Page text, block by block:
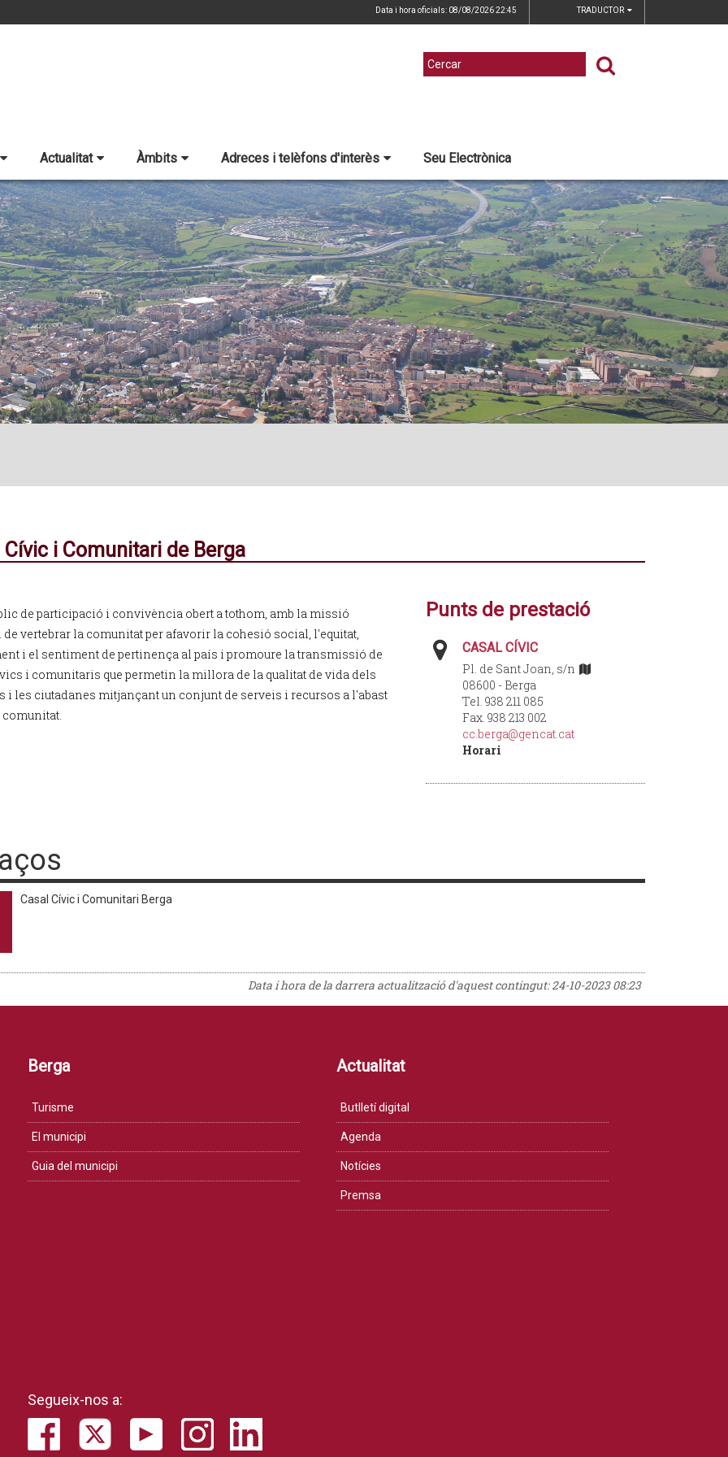
Data i hora oficials: 08/08/202622:45 TRADUCTOR
Actualitat Àmbits Adreces i telèfons d'interès Seu Electrònica
Cívic i Comunitari de Berga
de participació i convivència obert a tothom, amb la missió
vertebrar la comunitat per afavorir la cohesió social, l'equitat,
i el sentiment de pertinença al país i promoure la transmissió de
i comunitaris que permetin la millora de la qualitat de vida dels
i les ciutadanes mitjançant un conjunt de serveis i recursos a l'abast
comunitat.
Punts de prestació
CASAL CÍVIC
Pl. de Sant Joan, s/n
08600 - Berga
Tel. 938 211 085
Fax. 938 213 002
cc.berga@gencat.cat
Horari
Casal Cívic i Comunitari Berga
Data i hora de la darrera actualització d'aquest contingut:24-10-2023 08:23
Berga
Turisme
El municipi
Guia del municipi
Actualitat
Butlletí digital
Agenda
Notícies
Premsa
Segueix-nos a: